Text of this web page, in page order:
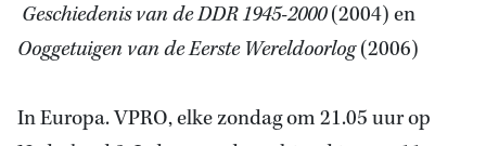
Geschiedenis van de DDR 1945-2000(2004) en
Ooggetuigen van de Eerste Wereldoorlog(2006)
In Europa. VPRO, elke zondag om 21.05 uur op